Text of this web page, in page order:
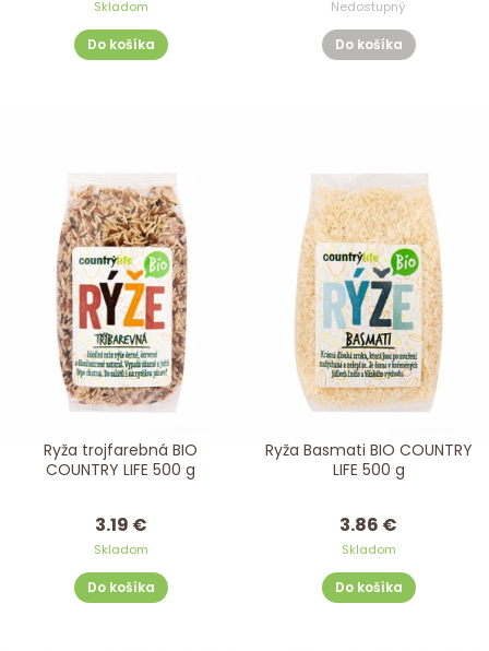
Skladom
Do košíka
Nedostupný
Do košíka
Ryža trojfarebná BIO
COUNTRY LIFE 500 g
3.19 €
Skladom
Do košíka
Ryža Basmati BIO COUNTRY
LIFE 500 g
3.86 €
Skladom
Do košíka